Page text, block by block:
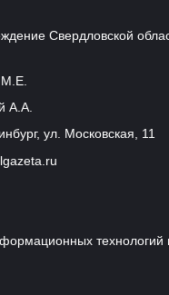
Свердловской
А.А.
ул. Московская, 11
технологий